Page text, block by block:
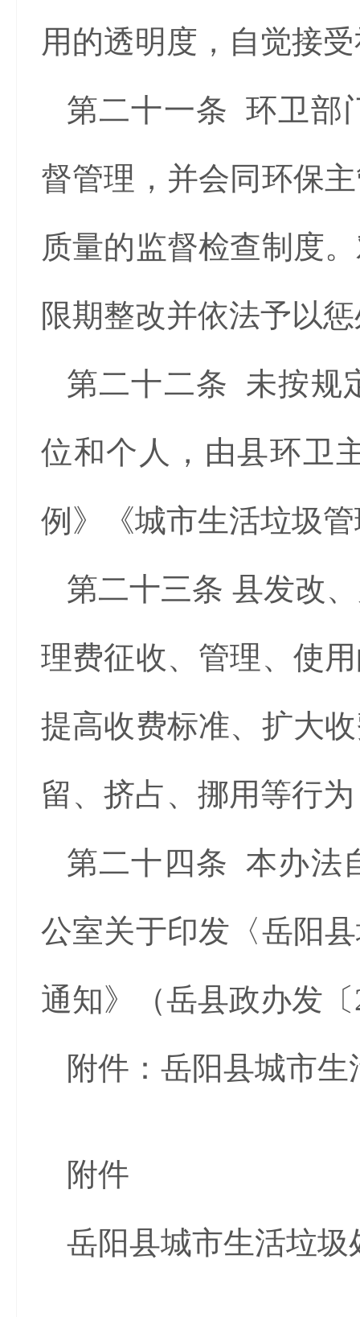
用的透明度，自觉接
第二十一条 环卫部
督管理，并会同环保
质量的监督检查制度
限期整改并依法予以
第二十二条 未按规
位和个人，由县环卫
例》《城市生活垃圾
第二十三条 县发改
理费征收、管理、使
提高收费标准、扩大
留、挤占、挪用等行
第二十四条 本办法
公室关于印发〈岳阳
通知》（岳县政办发
附件：岳阳县城市
附件
岳阳县城市生活垃